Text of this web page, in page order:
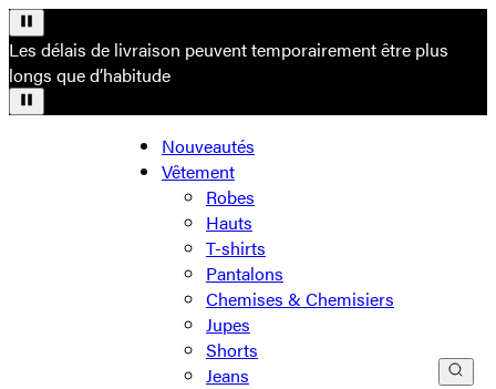
Les délais de livraison peuvent temporairement être plus
longs que d’habitude
Nouveautés
Vêtement
Robes
Hauts
T-shirts
Pantalons
Chemises & Chemisiers
Jupes
Shorts
Jeans